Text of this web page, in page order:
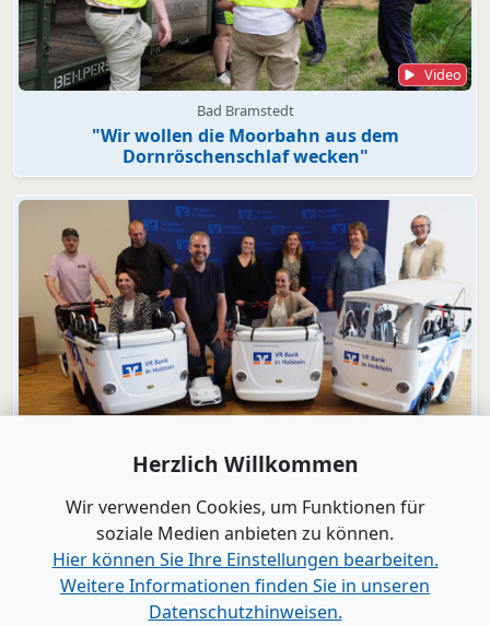
Video
Bad Bramstedt
"Wir wollen die Moorbahn aus dem
Dornröschenschlaf wecken"
Engagement
VR Bank in Holstein macht KiTas mobil!
Alle Videos anzeigen
Herzlich Willkommen
Wir verwenden Cookies, um Funktionen für
soziale Medien anbieten zu können.
Hier können Sie Ihre Einstellungen bearbeiten.
Weitere Informationen finden Sie in unseren
Datenschutzhinweisen.